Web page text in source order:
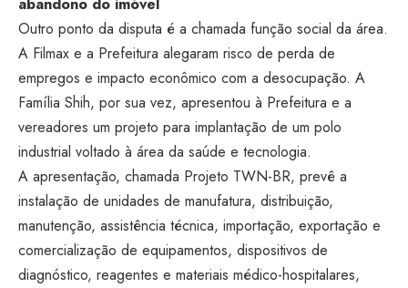
Outro ponto da disputa é a chamada função social da área.
A Filmax e a Prefeitura alegaram risco de perda de
empregos e impacto econômico com a desocupação. A
Família Shih, por sua vez, apresentou à Prefeitura e a
vereadores um projeto para implantação de um polo
industrial voltado à área da saúde e tecnologia.
A apresentação, chamada Projeto TWN-BR, prevê a
instalação de unidades de manufatura, distribuição,
manutenção, assistência técnica, importação, exportação e
comercialização de equipamentos, dispositivos de
diagnóstico, reagentes e materiais médico-hospitalares,